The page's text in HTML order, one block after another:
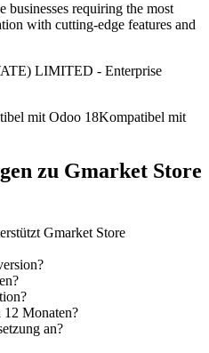
businesses requiring the most
with cutting-edge features and
LIMITED - Enterprise
mit Odoo 18Kompatibel mit
zu Gmarket Store
Gmarket Store
12 Monaten?
an?